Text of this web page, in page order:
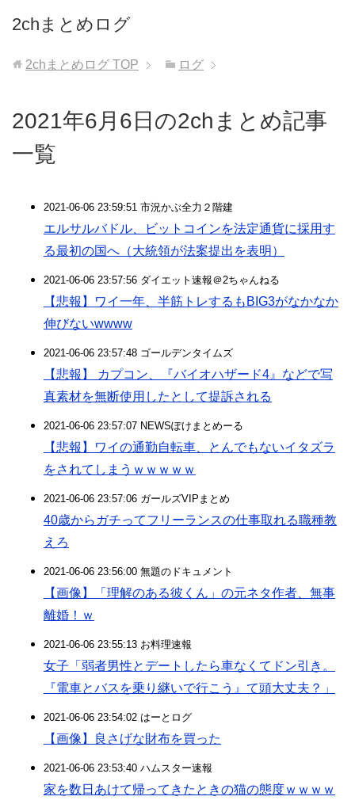
2chまとめログ
2chまとめログ TOP ログ
2021年6月6日の2chまとめ記事
一覧
2021-06-06 23:59:51 市況かぶ全力２階建
エルサルバドル、ビットコインを法定通貨に採用す
る最初の国へ（大統領が法案提出を表明）
2021-06-06 23:57:56 ダイエット速報＠2ちゃんねる
【悲報】ワイ一年、半筋トレするもBIG3がなかなか
伸びないwwww
2021-06-06 23:57:48 ゴールデンタイムズ
【悲報】 カプコン、『バイオハザード4』などで写
真素材を無断使用したとして提訴される
2021-06-06 23:57:07 NEWSぽけまとめーる
【悲報】ワイの通勤自転車、とんでもないイタズラ
をされてしまうｗｗｗｗｗ
2021-06-06 23:57:06 ガールズVIPまとめ
40歳からガチってフリーランスの仕事取れる職種教
えろ
2021-06-06 23:56:00 無題のドキュメント
【画像】「理解のある彼くん」の元ネタ作者、無事
離婚！ｗ
2021-06-06 23:55:13 お料理速報
女子「弱者男性とデートしたら車なくてドン引き。
『電車とバスを乗り継いで行こう』て頭大丈夫？」
2021-06-06 23:54:02 はーとログ
【画像】良さげな財布を買った
2021-06-06 23:53:40 ハムスター速報
家を数日あけて帰ってきたときの猫の態度ｗｗｗｗ